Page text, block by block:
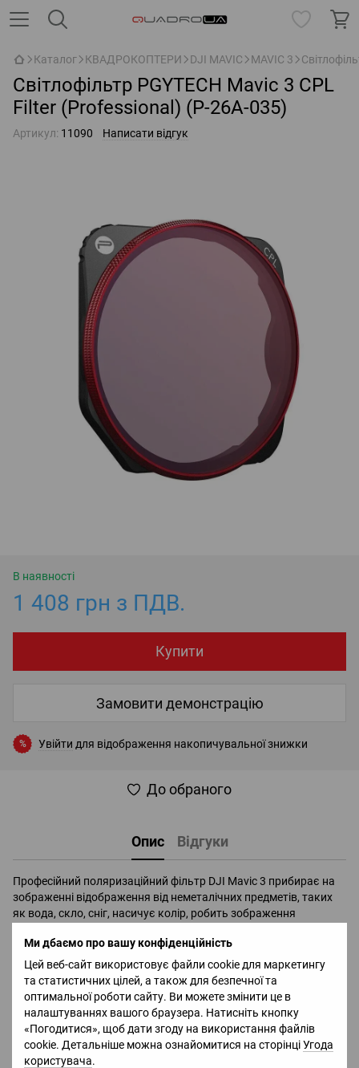
Ми дбаємо про вашу конфіденційність
Цей веб-сайт використовує файли cookie для маркетингу
та статистичних цілей, а також для безпечної та
оптимальної роботи сайту. Ви можете змінити це в
налаштуваннях вашого браузера. Натисніть кнопку
«Погодитися», щоб дати згоду на використання файлів
cookie. Детальніше можна ознайомитися на сторінціУгода
користувача.
Каталог КВАДРОКОПТЕРИ DJI MAVIC MAVIC 3
Світлофільтр PGYTECH Mavic 3 CPL
Filter (Professional) (P-26A-035)
Артикул: 11090 Написати відгук
В наявності
1 408 грн з ПДВ.
Купити
Замовити демонстрацію
% Увійти для відображення накопичувальної знижки
До обраного
Опис Відгуки
Професійний поляризаційний фільтр DJI Mavic 3 прибирає на
зображенні відображення від неметалічних предметів, таких
як вода, скло, сніг, насичує колір, робить зображення
зміни величини ефекту поляризації.
CPL фільтр Mavic 3 виготовлений з високоякісного оптичного
скла з мінімальним індексом відображення, що гарантує
відсутність оптичних спотворень від фільтра на зображенні.
Скло проходить багаторазове шліфування, полірування, а
потім покривається з обох боків масло/водостійким та
захисним покриттям.